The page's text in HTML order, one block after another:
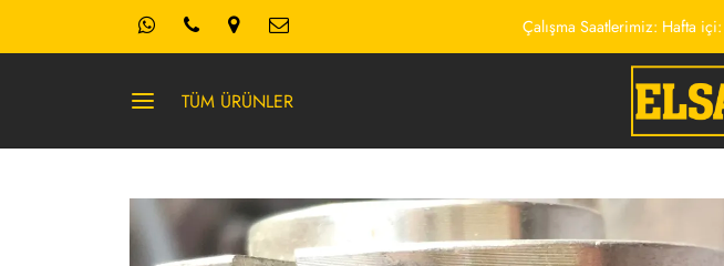
Çalışma Saatlerimiz: Hafta içi:
TÜM ÜRÜNLER